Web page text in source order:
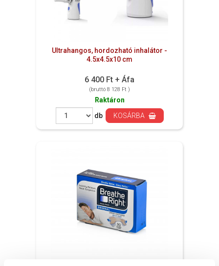
Ultrahangos, hordozható inhalátor -
4.5x4.5x10 cm
6 400 Ft + Áfa
(bruttó 8 128 Ft )
Raktáron
db
KOSÁRBA